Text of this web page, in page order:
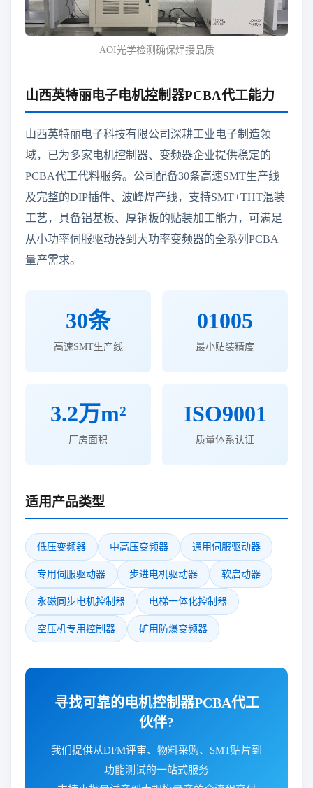
AOI光学检测确保焊接品质
山西英特丽电子电机控制器PCBA代工能力
山西英特丽电子科技有限公司深耕工业电子制造领
域，已为多家电机控制器、变频器企业提供稳定的
PCBA代工代料服务。公司配备30条高速SMT生产线
及完整的DIP插件、波峰焊产线，支持SMT+THT混装
工艺，具备铝基板、厚铜板的贴装加工能力，可满足
从小功率伺服驱动器到大功率变频器的全系列PCBA
量产需求。
30条
高速SMT生产线
01005
最小贴装精度
3.2万m²
厂房面积
ISO9001
质量体系认证
适用产品类型
低压变频器 中高压变频器 通用伺服驱动器
专用伺服驱动器 步进电机驱动器 软启动器
永磁同步电机控制器 电梯一体化控制器
空压机专用控制器 矿用防爆变频器
寻找可靠的电机控制器PCBA代工
伙伴?
我们提供从DFM评审、物料采购、SMT贴片到
功能测试的一站式服务